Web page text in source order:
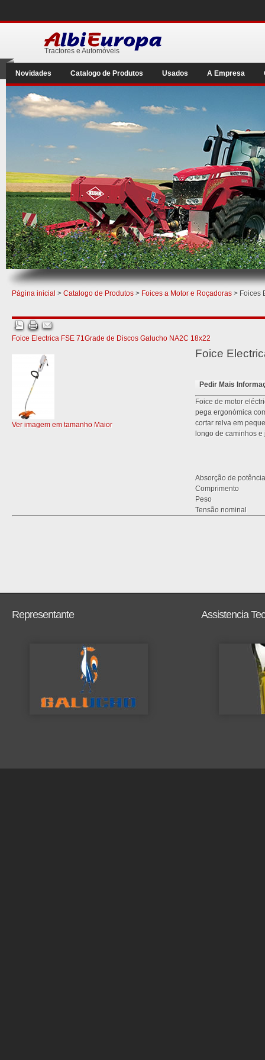
Tractores e Automóveis
Novidades Catalogo de Produtos Usados A Empresa
Página inicial > Catalogo de Produtos > Foices a Motor e Roçadoras > Foices
Foice Electrica FSE 71Grade de Discos Galucho NA2C 18x22
Ver imagem em tamanho Maior
Foice
Pedir Mais
Foice de motor
pega ergonómica
cortar relva em
longo de caminhos
Absorção de potência
Comprimento
Peso
Tensão nominal
Representante Assistencia